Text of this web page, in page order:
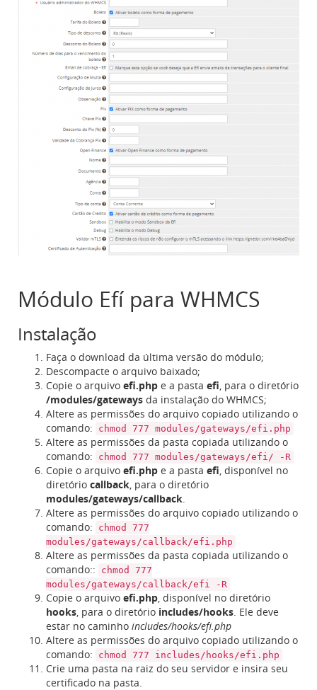
Módulo Efí para WHMCS
Instalação
Faça o download da última versão do módulo;
Descompacte o arquivo baixado;
Copie o arquivo efi.php e a pasta efi, para o diretório
/modules/gateways da instalação do WHMCS;
Altere as permissões do arquivo copiado utilizando o
comando:
chmod 777 modules/gateways/efi.php
Altere as permissões da pasta copiada utilizando o
comando:
chmod 777 modules/gateways/efi/ -R
Copie o arquivo efi.php e a pasta efi, disponível no
diretório callback, para o diretório
modules/gateways/callback.
Altere as permissões do arquivo copiado utilizando o
comando:
chmod 777
modules/gateways/callback/efi.php
Altere as permissões da pasta copiada utilizando o
comando::
chmod 777
modules/gateways/callback/efi -R
Copie o arquivo efi.php, disponível no diretório
hooks, para o diretório includes/hooks. Ele deve
estar no caminho includes/hooks/efi.php
Altere as permissões do arquivo copiado utilizando o
comando:
chmod 777 includes/hooks/efi.php
Crie uma pasta na raiz do seu servidor e insira seu
certificado na pasta.